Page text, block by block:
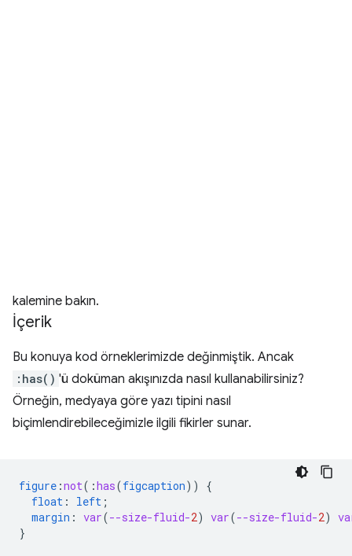
kalemine bakın.
İçerik
Bu konuya kod örneklerimizde değinmiştik. Ancak
:has() 'ü doküman akışınızda nasıl kullanabilirsiniz?
Örneğin, medyaya göre yazı tipini nasıl
biçimlendirebileceğimizle ilgili fikirler sunar.
figure :not( :has(figcaption))
{
float : left ;
margin : var(--size-fluid-2) var(--size-fluid-2)
}